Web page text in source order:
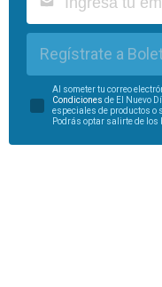
Regístrate a
Al someter tu correo
Condiciones de El Nuevo
especiales de productos o
Podrás optar salirte de los